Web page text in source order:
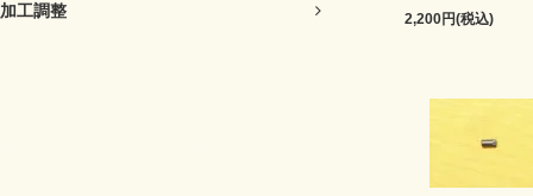
加工調整
2,200円(税込)